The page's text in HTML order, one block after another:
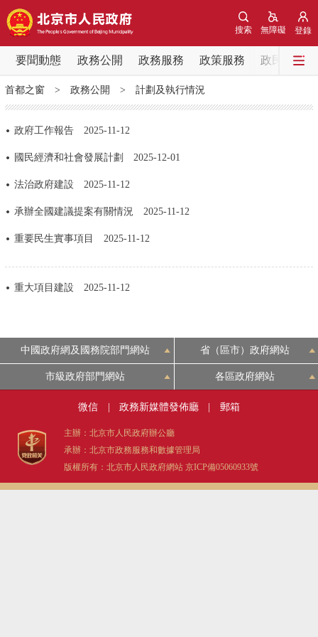
登錄
無障礙
搜索
要聞動態 政務公開 政務服務 政策服務 政民互動
要聞動態
黨中央精神 國務院資訊
北京要聞
各區熱點
政務公開
政策兌現
決策公開 專題公開
政務服務
個人服務 法人服務 部門服務
便民服務 利企服務
仲介服務 陽光政務
首都之窗> 政務公開 > 計劃及執行情況
政府工作報告 2025-11-12
國民經濟和社會發展計劃 2025-12-01
法治政府建設 2025-11-12
承辦全國建議提案有關情況 2025-11-12
重要民生實事項目 2025-11-12
重大項目建設 2025-11-12
中國政府網及國務院部門網站 省（區市）政府網站
市級政府部門網站 各區政府網站
微信 政務新媒體發佈廳 郵箱
主辦：北京市人民政府辦公廳
承辦：北京市政務服務和數據管理局
版權所有：北京市人民政府網站 京ICP備05060933號